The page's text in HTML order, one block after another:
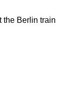
the Berlin train